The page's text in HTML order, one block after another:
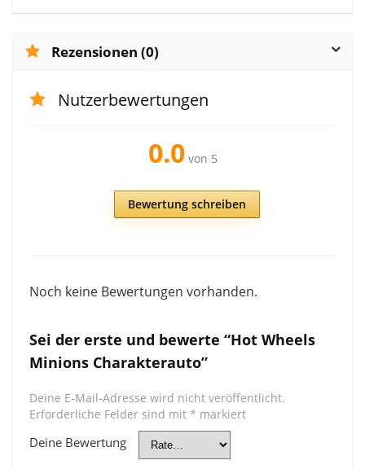
Rezensionen (0)
Nutzerbewertungen
0.0 von 5
Bewertung schreiben
Noch keine Bewertungen vorhanden.
Sei der erste und bewerte “Hot Wheels
Minions Charakterauto”
Deine E-Mail-Adresse wird nicht veröffentlicht.
Erforderliche Felder sind mit * markiert
Deine Bewertung